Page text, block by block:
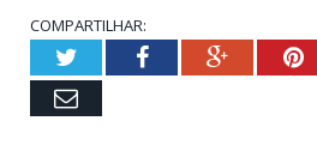
COMPARTILHAR:
TwitterFacebookGoogle+
Email